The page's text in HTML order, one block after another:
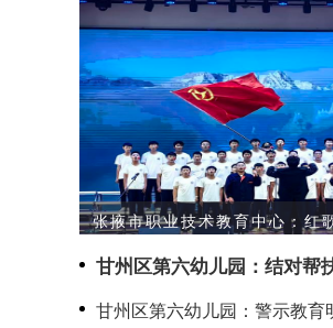
张掖市职业技术教育中心：红
甘州区第六幼儿园：结对帮扶深耕
聚力成长
甘州区第六幼儿园：警示教育